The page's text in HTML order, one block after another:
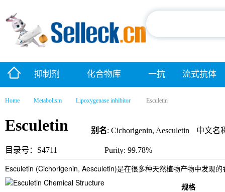
抑制剂 化合物库 一抗 流式抗体
Home Metabolism Lipoxygenase inhibitor Esculetin
Esculetin 别名: Cichorigenin, Aesculetin 中文名
目录号：S4711 Purity: 99.78%
Esculetin (Cichorigenin, Aesculetin)是在很多种天然植物产物中发现
规格